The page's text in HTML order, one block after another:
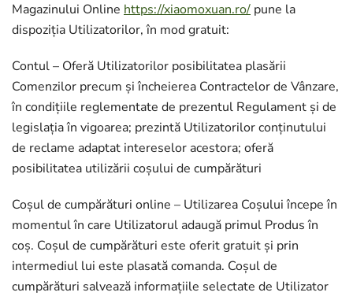
Magazinului Online https://xiaomoxuan.ro/ pune la
dispoziția Utilizatorilor, în mod gratuit:
Contul – Oferă Utilizatorilor posibilitatea plasării
Comenzilor precum și încheierea Contractelor de Vânzare,
în condițiile reglementate de prezentul Regulament și de
legislația în vigoarea; prezintă Utilizatorilor conținutului
de reclame adaptat intereselor acestora; oferă
posibilitatea utilizării coșului de cumpărături
Coșul de cumpărături online – Utilizarea Coșului începe în
momentul în care Utilizatorul adaugă primul Produs în
coș. Coșul de cumpărături este oferit gratuit și prin
intermediul lui este plasată comanda. Coșul de
cumpărături salvează informațiile selectate de Utilizator